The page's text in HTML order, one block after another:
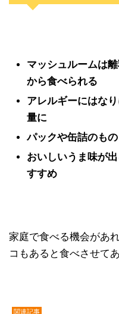
マッシュルームは
から食べられる
アレルギーにはな
量に
パックや缶詰のも
おいしいうま味が
すすめ
家庭で食べる機会があ
コもあると食べさせて
関連記事